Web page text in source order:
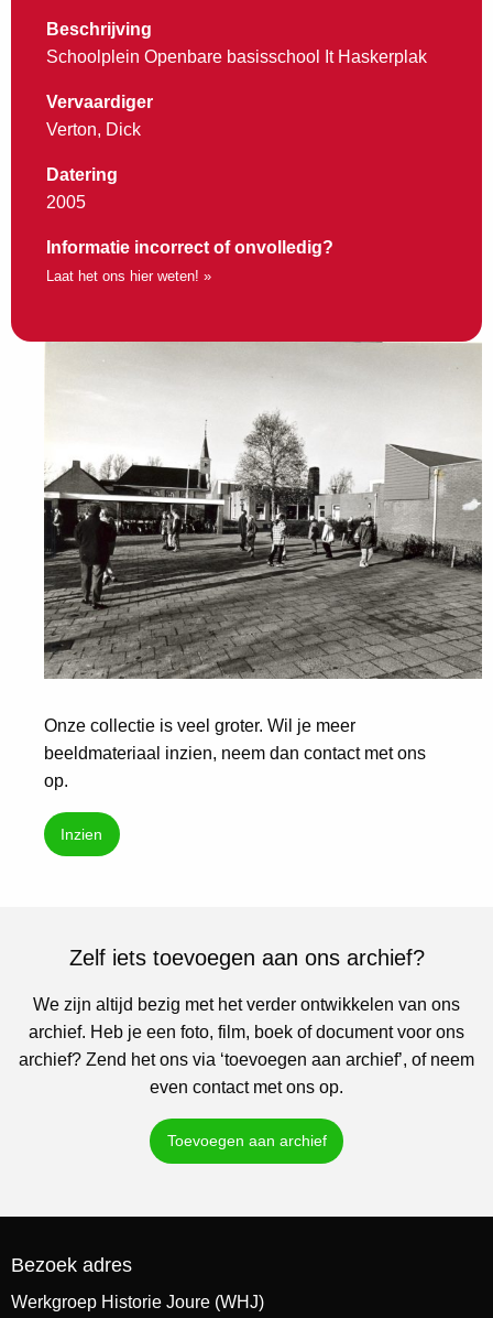
Beschrijving
Schoolplein Openbare basisschool It Haskerplak
Vervaardiger
Verton, Dick
Datering
2005
Informatie incorrect of onvolledig?
Laat het ons hier weten! »
Onze collectie is veel groter. Wil je meer
beeldmateriaal inzien, neem dan contact met ons
op.
Inzien
Zelf iets toevoegen aan ons archief?
We zijn altijd bezig met het verder ontwikkelen van ons
archief. Heb je een foto, film, boek of document voor ons
archief? Zend het ons via ‘toevoegen aan archief’, of neem
even contact met ons op.
Toevoegen aan archief
Bezoek adres
Werkgroep Historie Joure (WHJ)